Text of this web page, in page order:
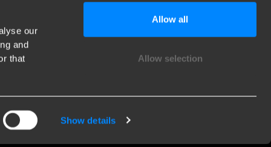
our
and
that
Show details
Allow all
Allow selection